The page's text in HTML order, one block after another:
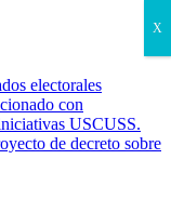
electorales
con
USCUSS.
de decreto sobre
X